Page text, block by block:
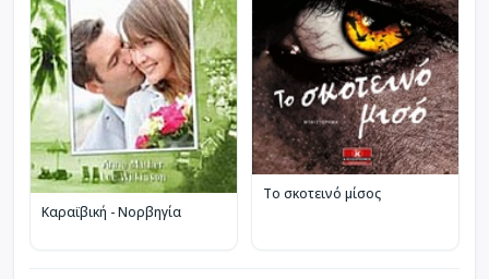
Καραϊβική - Νορβηγία
Το σκοτεινό μίσος